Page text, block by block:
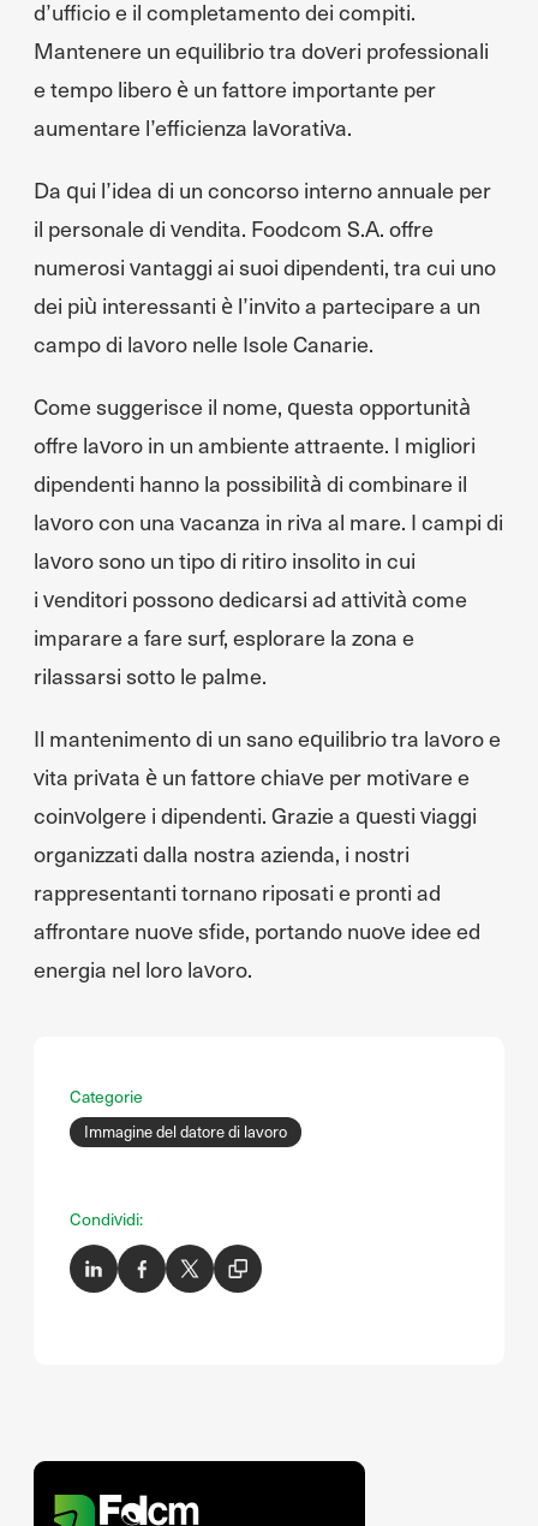
d’ufficio e il completamento dei compiti.
Mantenere un equilibrio tra doveri professionali
e tempo libero è un fattore importante per
aumentare l’efficienza lavorativa.
Da qui l’idea di un concorso interno annuale per
il personale di vendita. Foodcom S.A. offre
numerosi vantaggi ai suoi dipendenti, tra cui uno
dei più interessanti è l’invito a partecipare a un
campo di lavoro nelle Isole Canarie.
Come suggerisce il nome, questa opportunità
offre lavoro in un ambiente attraente. I migliori
dipendenti hanno la possibilità di combinare il
lavoro con una vacanza in riva al mare. I campi di
lavoro sono un tipo di ritiro insolito in cui
i venditori possono dedicarsi ad attività come
imparare a fare surf, esplorare la zona e
rilassarsi sotto le palme.
Il mantenimento di un sano equilibrio tra lavoro e
vita privata è un fattore chiave per motivare e
coinvolgere i dipendenti. Grazie a questi viaggi
organizzati dalla nostra azienda, i nostri
rappresentanti tornano riposati e pronti ad
affrontare nuove sfide, portando nuove idee ed
energia nel loro lavoro.
Categorie
Immagine del datore di lavoro
Condividi: